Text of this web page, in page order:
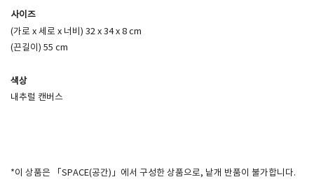
사이즈
(가로 x 세로 x 너비) 32 x 34 x 8 cm
(끈길이) 55 cm
색상
내추럴 캔버스​
*이 상품은 「SPACE(공간)」에서 구성한 상품으로, 낱개 반품이 불가합니다.